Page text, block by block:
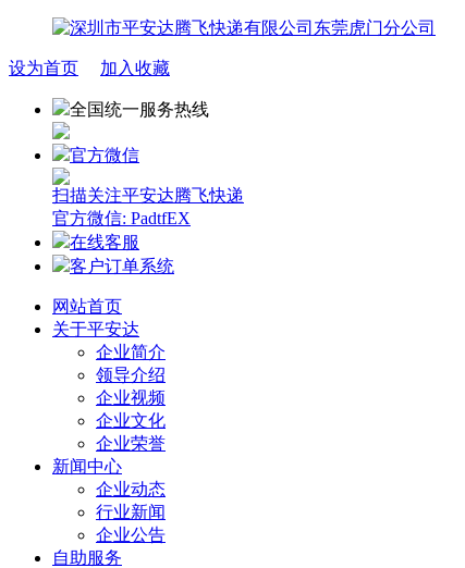
设为首页 加入收藏
全国统一服务热线
官方微信
扫描关注平安达腾飞快递
官方微信: PadtfEX
在线客服
客户订单系统
网站首页
关于平安达
企业简介
领导介绍
企业视频
企业文化
企业荣誉
新闻中心
企业动态
行业新闻
企业公告
自助服务